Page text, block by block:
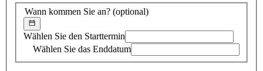
Wann kommen Sie an? (optional)
Wählen Sie den Starttermin
Wählen Sie das Enddatum